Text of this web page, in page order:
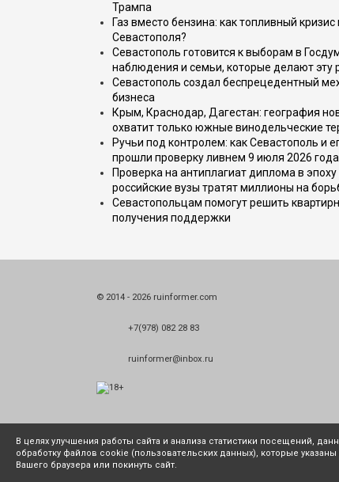
Трампа
Газ вместо бензина: как топливный
Севастополя?
Севастополь готовится к выборам в
наблюдения и семьи, которые делают эту
Севастополь создал беспрецедентный
бизнеса
Крым, Краснодар, Дагестан: география
охватит только южные винодельческие
Ручьи под контролем: как Севастополь и
прошли проверку ливнем 9 июля 2026 года
Проверка на антиплагиат диплома в эпоху
российские вузы тратят миллионы на
Севастопольцам помогут решить
получения поддержки
© 2014 - 2026 ruinformer.com
+7(978) 082 28 83
ruinformer@inbox.ru
В целях улучшения работы сайта и анализа статистики посещений,
обработку файлов cookie (пользовательских данных), которые указаны
Вашего браузера или покинуть сайт.